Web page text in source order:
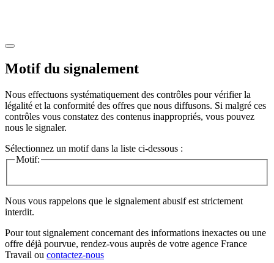
Motif du signalement
Nous effectuons systématiquement des contrôles pour vérifier la
légalité et la conformité des offres que nous diffusons. Si malgré ces
contrôles vous constatez des contenus inappropriés, vous pouvez
nous le signaler.
Sélectionnez un motif dans la liste ci-dessous :
Motif:
Nous vous rappelons que le signalement abusif est strictement
interdit.
Pour tout signalement concernant des informations inexactes ou une
offre déjà pourvue, rendez-vous auprès de votre agence France
Travail ou contactez-nous